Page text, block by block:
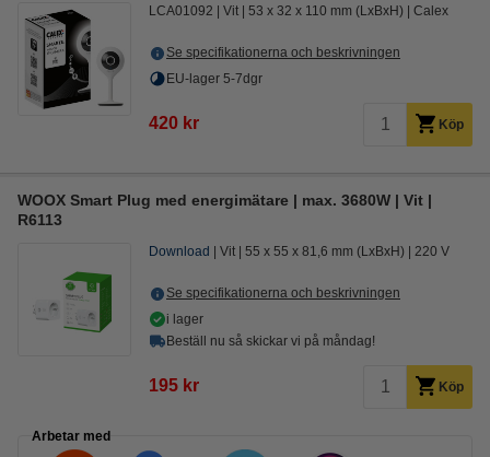
LCA01092 Vit 53 x 32 x 110 mm (LxBxH) Calex
Se specifikationerna och beskrivningen
EU-lager 5-7dgr
420 kr Köp
WOOX Smart Plug med energimätare | max. 3680W | Vit |
R6113
Download Vit 55 x 55 x 81,6 mm (LxBxH) 220 V
Se specifikationerna och beskrivningen
i lager
Beställ nu så skickar vi på måndag!
195 kr Köp
Arbetar med